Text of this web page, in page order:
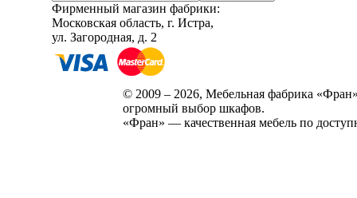
Фирменный магазин фабрики:
Московская область, г. Истра,
ул. Загородная, д. 2
© 2009 – 2026, Мебельная фабрика
огромный выбор шкафов.
«Фран» — качественная мебель по